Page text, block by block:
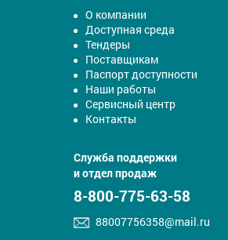
О компании
Доступная среда
Тендеры
Поставщикам
Паспорт доступности
Наши работы
Сервисный центр
Контакты
Служба поддержки
и отдел продаж
8-800-775-63-58
88007756358@mail.ru